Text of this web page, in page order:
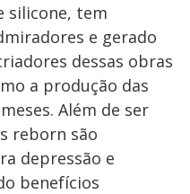
silicone, tem
e gerado
dessas obras
a produção das
Além de ser
reborn são
depressão e
benefícios